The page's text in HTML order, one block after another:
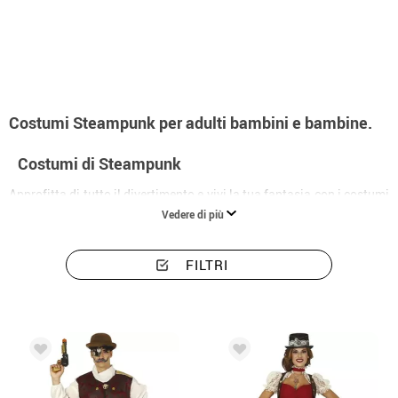
Costumi Steampunk per adulti bambini e bambine.
Costumi di Steampunk
Approfitta di tutto il divertimento e vivi la tua fantasia con i costumi
Steampunk che abbiamo a disposizione, abbiamo un'ampia varietà
Sorprendi tutti con questi costumi, dalla strada per la tua festa, fino
fantascienza che daranno quel tocco originale di tendenza
Steampunk che stavi cercando.
Costume Steampunk
Vedere di più
FILTRI